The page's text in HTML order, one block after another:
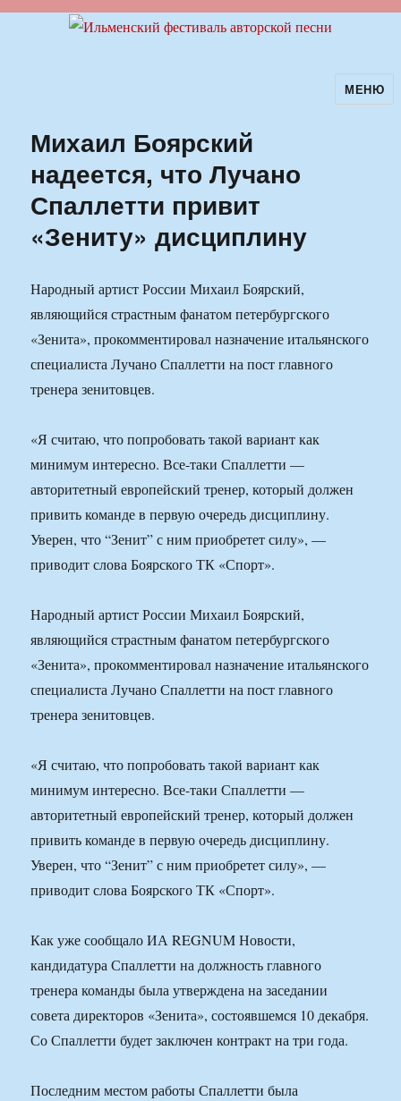
Ильменский фестиваль авторскойМЕНЮ
Михаил Боярский
надеется, что Лучано
Спаллетти привит
«Зениту» дисциплину
Народный артист России Михаил Боярский,
являющийся страстным фанатом петербургского
«Зенита», прокомментировал назначение итальянского
специалиста Лучано Спаллетти на пост главного
тренера зенитовцев.
«Я считаю, что попробовать такой вариант как
минимум интересно. Все-таки Спаллетти —
авторитетный европейский тренер, который должен
привить команде в первую очередь дисциплину.
Уверен, что “Зенит” с ним приобретет силу», —
приводит слова Боярского ТК «Спорт».
Народный артист России Михаил Боярский,
являющийся страстным фанатом петербургского
«Зенита», прокомментировал назначение итальянского
специалиста Лучано Спаллетти на пост главного
тренера зенитовцев.
«Я считаю, что попробовать такой вариант как
минимум интересно. Все-таки Спаллетти —
авторитетный европейский тренер, который должен
привить команде в первую очередь дисциплину.
Уверен, что “Зенит” с ним приобретет силу», —
приводит слова Боярского ТК «Спорт».
Как уже сообщало ИА REGNUM Новости,
кандидатура Спаллетти на должность главного
тренера команды была утверждена на заседании
совета директоров «Зенита», состоявшемся 10 декабря.
Со Спаллетти будет заключен контракт на три года.
Последним местом работы Спаллетти была